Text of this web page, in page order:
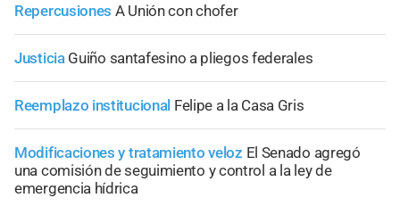
Repercusiones A Unión con chofer
Justicia Guiño santafesino a pliegos federales
Reemplazo institucional Felipe a la Casa Gris
Modificaciones y tratamiento veloz El Senado agregó
una comisión de seguimiento y control a la ley de
emergencia hídrica